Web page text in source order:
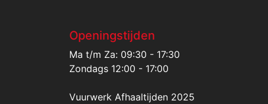
Openingstijden
Ma t/m Za: 09:30 - 17:30
Zondags 12:00 - 17:00
Vuurwerk Afhaaltijden 2025